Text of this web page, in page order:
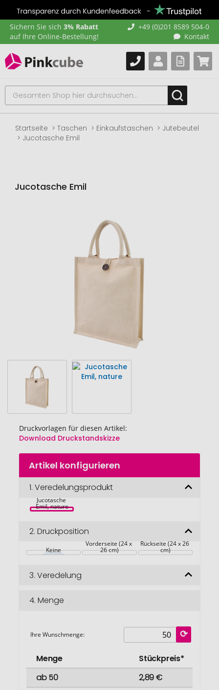
Sichern Sie sich 3% Rabatt
auf Ihre Online-Bestellung!
+49 (0)201 8589 504-0
Kontakt
Startseite Taschen Einkaufstaschen
Jutebeutel
Jucotasche Emil
Jucotasche Emil
Druckvorlagen für diesen Artikel:
Download Druckstandskizze
Zum
Anfang
Bildgalerie
Artikel konfigurieren
1. Veredelungsprodukt
Jucotasche
Emil, nature
2. Druckposition
Keine
Vorderseite (24 x
26 cm)
Rückseite (24 x 26
cm)
3. Veredelung
4. Menge
Ihre Wunschmenge:
Menge
Stückpreis*
ab 50
2,89 €